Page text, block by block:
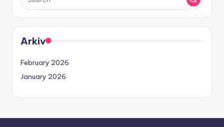
Arkiv
February 2026
January 2026